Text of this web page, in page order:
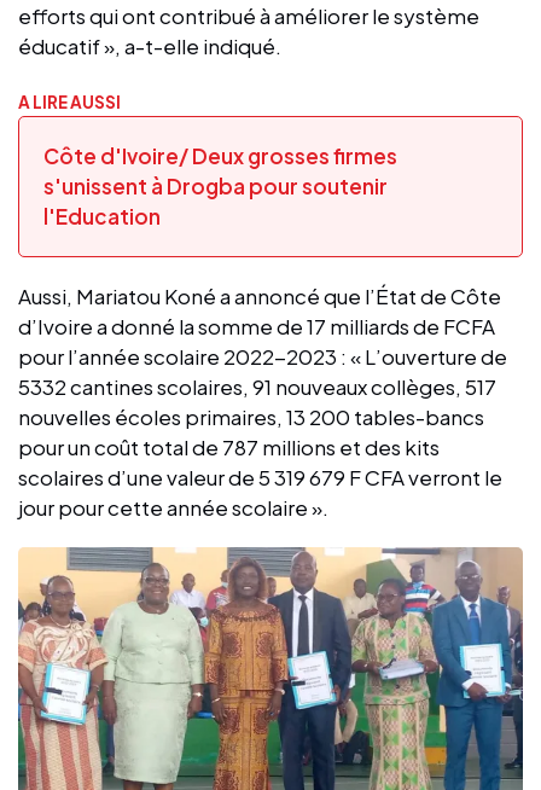
efforts qui ont contribué à améliorer le système
éducatif », a-t-elle indiqué.
A LIRE AUSSI
Côte d'Ivoire/ Deux grosses firmes
s'unissent à Drogba pour soutenir
l'Education
Aussi, Mariatou Koné a annoncé que l’État de Côte
d’Ivoire a donné la somme de 17 milliards de FCFA
pour l’année scolaire 2022-2023 : « L’ouverture de
5332 cantines scolaires, 91 nouveaux collèges, 517
nouvelles écoles primaires, 13 200 tables-bancs
pour un coût total de 787 millions et des kits
scolaires d’une valeur de 5 319 679 F CFA verront le
jour pour cette année scolaire ».